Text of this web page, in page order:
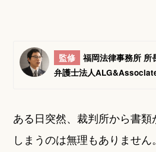
監修
福岡法律事務所 所
弁護士法人
ある日突然、裁判所から書
しまうのは無理もありませ